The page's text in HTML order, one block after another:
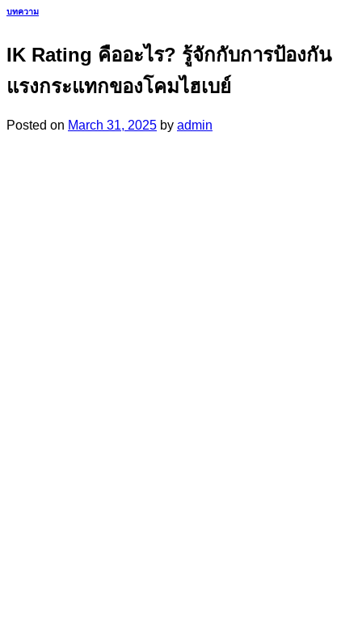
บทความ
IK Rating คืออะไร? รู้จักกับการป้องกัน
แรงกระแทกของโคมไฮเบย์
Posted on March 31, 2025 by admin